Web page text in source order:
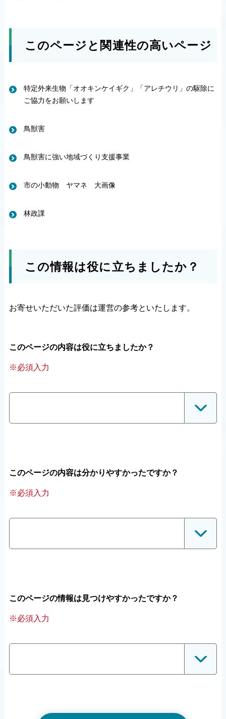
このページと関連性の高いページ
特定外来生物「オオキンケイギク」「アレチウリ」の駆除に
ご協力をお願いします
鳥獣害
鳥獣害に強い地域づくり支援事業
市の小動物 ヤマネ 大画像
林政課
この情報は役に立ちましたか？
お寄せいただいた評価は運営の参考といたします。
このページの内容は役に立ちましたか？
※必須入力
このページの内容は分かりやすかったですか？
※必須入力
このページの情報は見つけやすかったですか？
※必須入力